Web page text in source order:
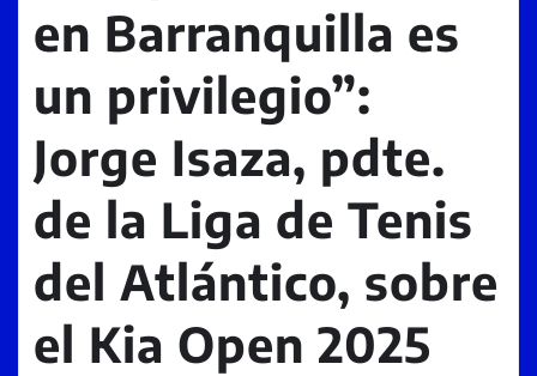
en Barranquilla es
un privilegio”:
Jorge Isaza, pdte.
de la Liga de Tenis
del Atlántico, sobre
el Kia Open 2025